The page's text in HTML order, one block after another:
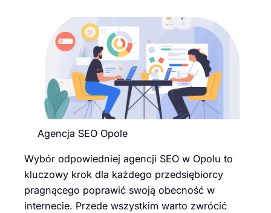
Agencja SEO Opole
Wybór odpowiedniej agencji SEO w Opolu to
kluczowy krok dla każdego przedsiębiorcy
pragnącego poprawić swoją obecność w
internecie. Przede wszystkim warto zwrócić